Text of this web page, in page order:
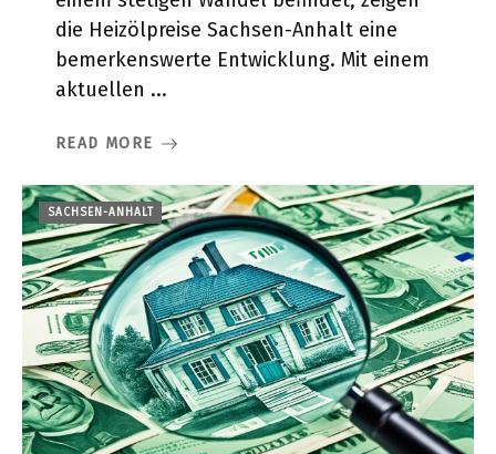
die Heizölpreise Sachsen-Anhalt eine
bemerkenswerte Entwicklung. Mit einem
aktuellen ...
READ MORE
SACHSEN-ANHALT